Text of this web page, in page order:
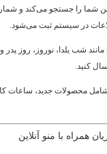
شما را جستجو می‌کند و
در سیستم ثبت می‌شود.
شب یلدا، نوروز، روز پدر
کنید.
محصولات جدید، ساعات
همراه با منو آنلاین